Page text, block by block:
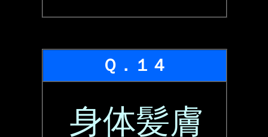
Ｑ．１４
身体髪膚